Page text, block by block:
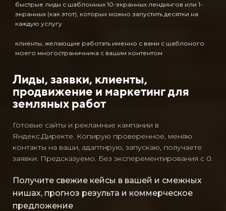
быстрые лиды с шаблонных 10-экранных лендингов или 1-
экранных (как этот), которых можно запустить десятки на
каждую услугу
клиенты, желающие работать именно с вами с шаблоного
моего многостраничника с вашим контентом
Лиды, заявки, клиенты,
продвижение и маркетинг для
земляных работ
Готовые сайты и рекламные кампании в
Яндекс.Директе. Копирую проверенное, меняю
контакты на ваши, адаптирую, запускаю, получаете
заявки. Предсказуемо. Без эксперементирования с 0.
Получите свежие кейсы в вашей и смежных
нишах, прогноз результа и коммерческое
предложение